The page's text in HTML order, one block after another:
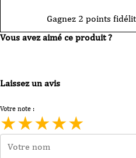
Gagnez 2 points
Vous avez aimé ce produit ?
Laissez un avis
Votre note :
★★★★★